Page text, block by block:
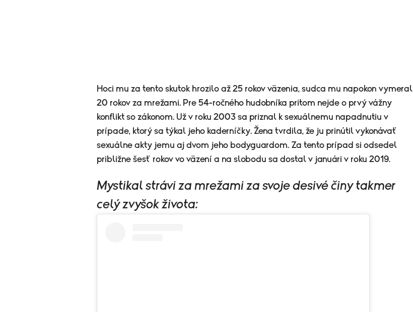
Hoci mu za tento skutok hrozilo až 25 rokov väzenia, sudca mu napokon vymeral
20 rokov za mrežami. Pre 54-ročného hudobníka pritom nejde o prvý vážny
konflikt so zákonom. Už v roku 2003 sa priznal k sexuálnemu napadnutiu v
prípade, ktorý sa týkal jeho kaderníčky. Žena tvrdila, že ju prinútil vykonávať
sexuálne akty jemu aj dvom jeho bodyguardom. Za tento prípad si odsedel
približne šesť rokov vo väzení a na slobodu sa dostal v januári v roku 2019.
Mystikal strávi za mrežami za svoje desivé činy takmer
celý zvyšok života: